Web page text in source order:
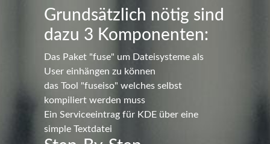
Grundsätzlich nötig sind
dazu 3 Komponenten:
Das Paket "fuse" um Dateisysteme als
User einhängen zu können
das Tool "fuseiso" welches selbst
kompiliert werden muss
Ein Serviceeintrag für KDE über eine
simple Textdatei